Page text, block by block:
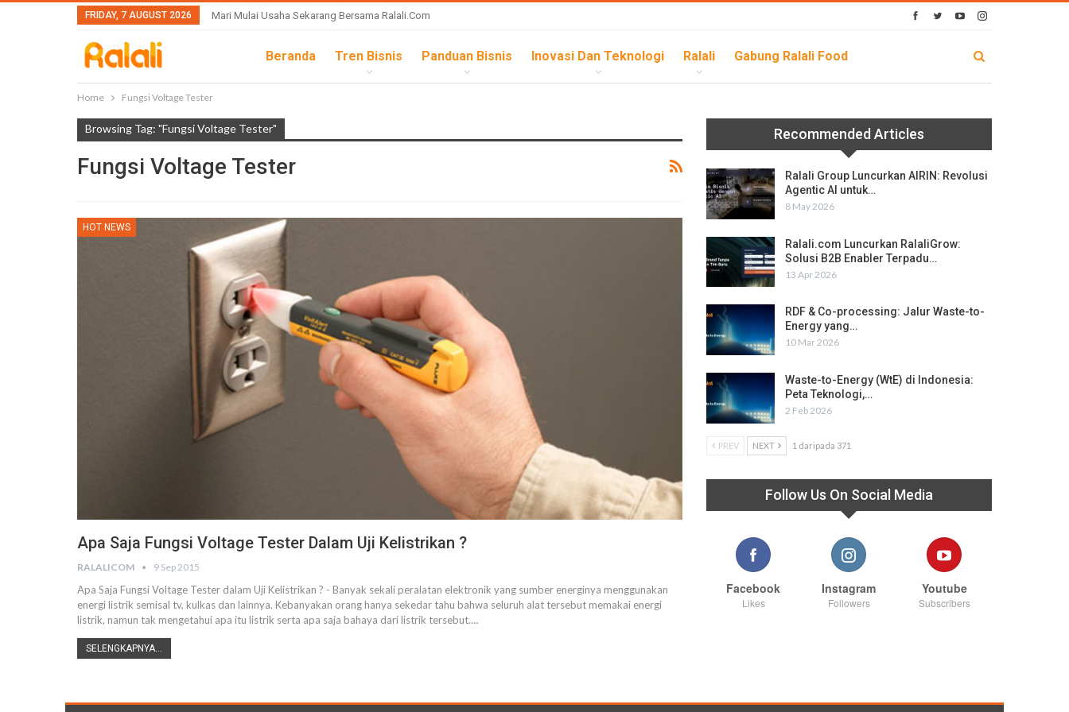
FRIDAY, 7 AUGUST 2026 Mari Mulai Usaha Sekarang Bersama Ralali.com
Beranda Tren Bisnis Panduan Bisnis Inovasi Dan Teknologi Ralali Gabung Ralali Food
Home Fungsi Voltage Tester
Browsing Tag: "Fungsi Voltage Tester"
Fungsi Voltage Tester
HOT NEWS
Apa Saja Fungsi Voltage Tester Dalam Uji Kelistrikan ?
RALALICOM 9 Sep 2015
Apa Saja Fungsi Voltage Tester dalam Uji Kelistrikan ? - Banyak sekali peralatan elektronik yang sumber energinya menggunakan
energi listrik semisal tv, kulkas dan lainnya. Kebanyakan orang hanya sekedar tahu bahwa seluruh alat tersebut memakai energi
listrik, namun tak mengetahui apa itu listrik serta apa saja bahaya dari listrik tersebut.…
SELENGKAPNYA...
Recommended Articles
Ralali Group Luncurkan AIRIN: Revolusi
Agentic AI untuk…
8 May 2026
Ralali.com Luncurkan RalaliGrow:
Solusi B2B Enabler Terpadu…
13 Apr 2026
RDF & Co-processing: Jalur Waste-to-
Energy yang…
10 Mar 2026
Waste-to-Energy (WtE) di Indonesia:
Peta Teknologi,…
2 Feb 2026
PREV NEXT 1 daripada 371
Follow Us On Social Media
Facebook
Likes
Instagram
Followers
Youtube
Subscribers